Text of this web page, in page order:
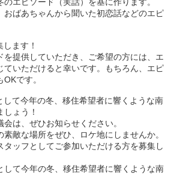
おばあちゃんから聞いた初恋話などのエピ
ます！
を提供していただき、ご希望の方には、エ
ていただけると幸いです。もちろん、エピ
です。
て今年の冬、移住希望者に響くような南
ょう！
会は、ぜひお知らせください。
素敵な場所をぜひ、ロケ地にしませんか。
タッフとしてご参加いただける方を募集し
して今年の冬、移住希望者に響くような南